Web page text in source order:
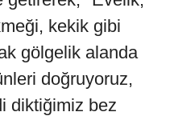
kekik gibi
gölgelik alanda
doğruyoruz,
diktiğimiz bez